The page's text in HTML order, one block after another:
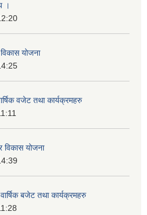
।
योजना
वजेट तथा कार्यक्रमहरु
योजना
बजेट तथा कार्यक्रमहरु